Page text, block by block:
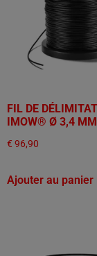
FIL DE
IMOW® Ø 3,4
€ 96,90
Ajouter au panier